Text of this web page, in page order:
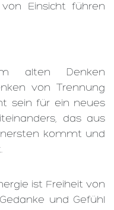
Einsicht führen
alten Denken
von Trennung
sein für ein neues
das aus
kommt und
ist Freiheit von
und Gefühl